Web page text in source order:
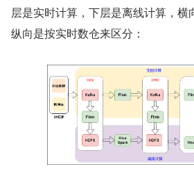
层是实时计算，下层是离线计算，横
纵向是按实时数仓来区分：